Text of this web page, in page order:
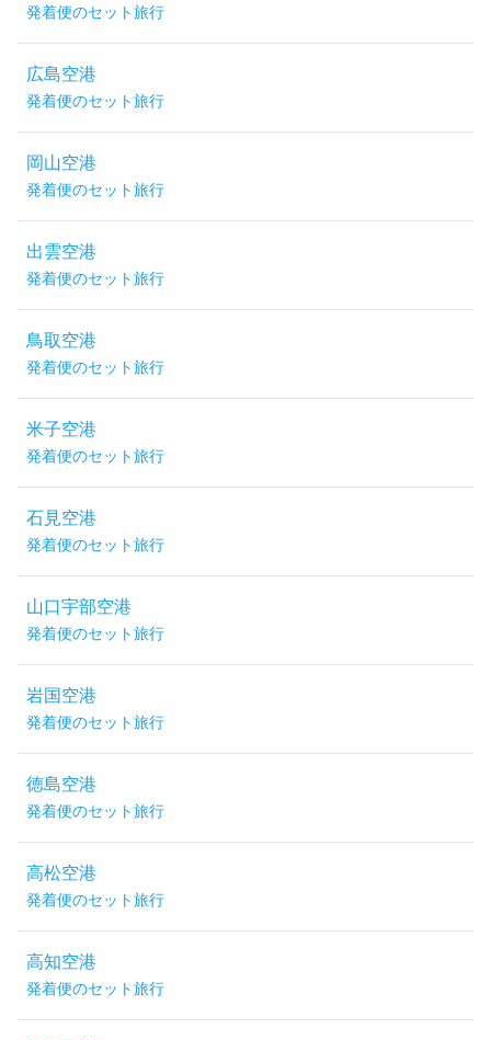
発着便のセット旅行
広島空港
発着便のセット旅行
岡山空港
発着便のセット旅行
出雲空港
発着便のセット旅行
鳥取空港
発着便のセット旅行
米子空港
発着便のセット旅行
石見空港
発着便のセット旅行
山口宇部空港
発着便のセット旅行
岩国空港
発着便のセット旅行
徳島空港
発着便のセット旅行
高松空港
発着便のセット旅行
高知空港
発着便のセット旅行